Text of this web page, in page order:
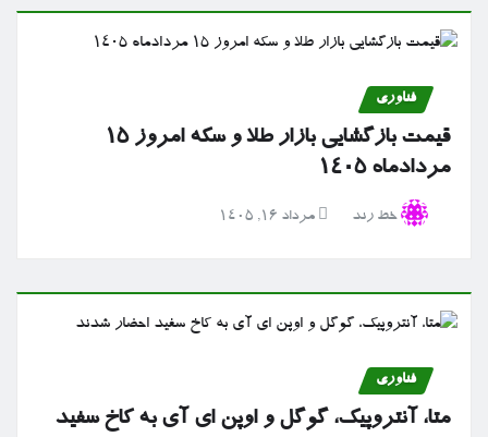
فناوری
قیمت بازگشایی بازار طلا و سکه امروز ۱۵
مردادماه ۱۴۰۵
خط رند مرداد ۱۶, ۱۴۰۵
فناوری
متا، آنتروپیک، گوگل و اوپن ای آی به کاخ سفید